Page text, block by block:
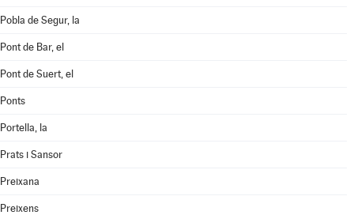
Pobla de Segur, la
Pont de Bar, el
Pont de Suert, el
Ponts
Portella, la
Prats i Sansor
Preixana
Preixens